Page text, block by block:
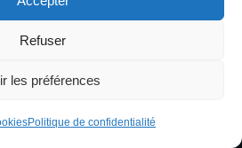
Refuser
les préférences
Politique de confidentialité
parWordPress